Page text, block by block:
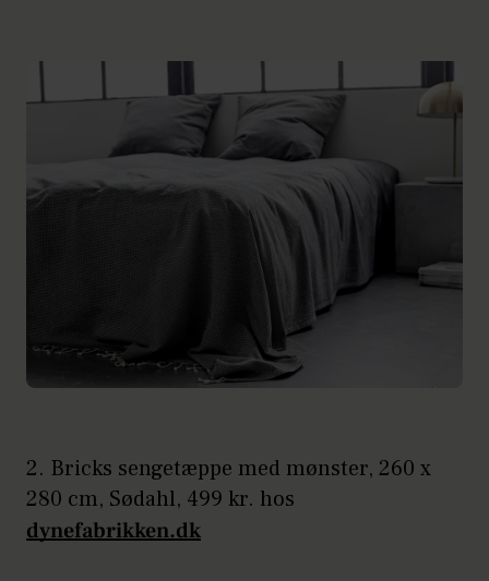
2. Bricks sengetæppe med mønster, 260 x
280 cm, Sødahl, 499 kr. hos
dynefabrikken.dk